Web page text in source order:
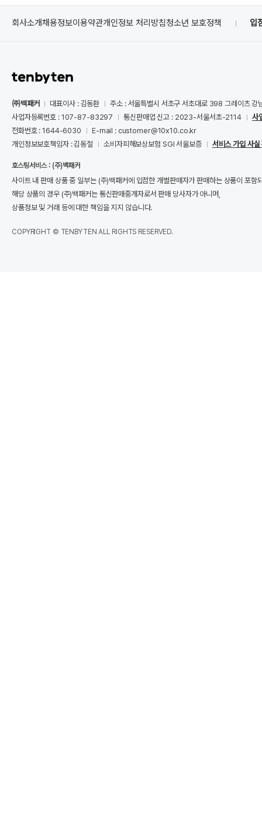
회사소개채용정보이용약관개인정보 처리방침청소년 보호정책 입
㈜백패커 대표이사 : 김동환
주소 : 서울특별시 서초구 서초대로 398 그레이츠 강
사업자등록번호 : 107-87-83297
통신판매업 신고 : 2023-서울서초-2114
사
전화번호 : 1644-6030
E-mail : customer@10x10.co.kr
개인정보보호책임자 : 김동철
소비자피해보상보험 SGI 서울보증 서비스 가입 사실
호스팅서비스 : (주)백패커
사이트 내 판매 상품 중 일부는 (주)백패커에 입점한 개별판매자가 판매하는 상품이 포함
해당 상품의 경우 (주)백패커는 통신판매중개자로서 판매 당사자가 아니며,
상품정보 및 거래 등에 대한 책임을 지지 않습니다.
COPYRIGHT © TENBYTEN ALL RIGHTS RESERVED.